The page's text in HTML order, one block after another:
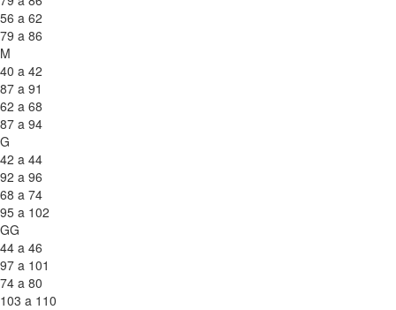
56 a 62
79 a 86
M
40 a 42
87 a 91
62 a 68
87 a 94
G
42 a 44
92 a 96
68 a 74
95 a 102
GG
44 a 46
97 a 101
74 a 80
103 a 110